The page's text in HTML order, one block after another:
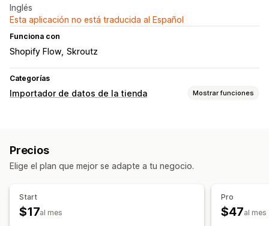
Inglés
Esta aplicación no está traducida al Español
Funciona con
Shopify Flow Skroutz
Categorías
Importador de datos de la tienda Mostrar funciones
Sincronización de pedidos
Sincronización en tiempo real
Pedidos
Precios
Elige el plan que mejor se adapte a tu negocio.
Start
$17al mes
Pro
$47al mes